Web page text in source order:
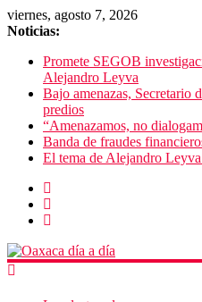
viernes, agosto 7, 2026
Noticias:
Promete SEGOB
Alejandro Leyva
Bajo amenazas, Secretario
predios
“Amenazamos, no
Banda de fraudes
El tema de Alejandro